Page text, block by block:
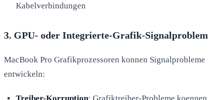
Kabelverbindungen
3. GPU- oder Integrierte-Grafik-Signalproblem
MacBook Pro Grafikprozessoren konnen Signalprobleme
entwickeln:
Treiber-Korruption: Grafiktreiber-Probleme koennen